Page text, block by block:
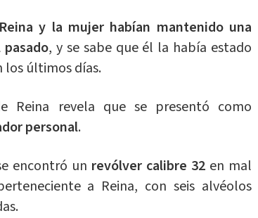
Reina y la mujer habían mantenido una
, y se sabe que él la había estado
los últimos días.
Reina revela que se presentó como
personal.
encontró un revólver calibre 32 en mal
a Reina, con seis alvéolos